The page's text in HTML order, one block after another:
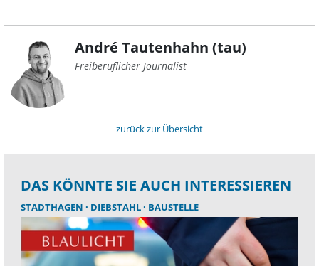
André Tautenhahn (tau)
Freiberuflicher Journalist
zurück zur Übersicht
DAS KÖNNTE SIE AUCH INTERESSIEREN
STADTHAGEN DIEBSTAHL BAUSTELLE